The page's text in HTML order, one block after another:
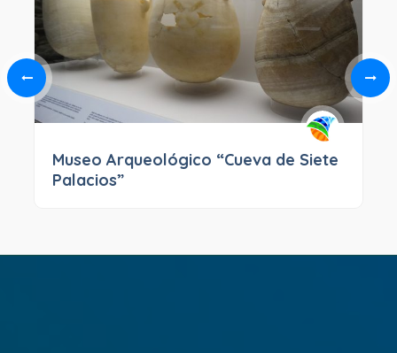
Museo Arqueológico “Cueva de Siete
Palacios”